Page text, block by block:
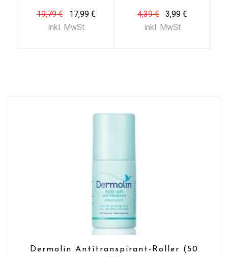
19,79 €
17,99 €
inkl. MwSt
4,39 €
3,99 €
inkl. MwSt
Dermolin Antitranspirant-Roller (50